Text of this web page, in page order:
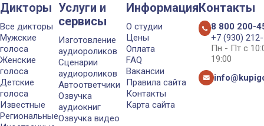
Дикторы
Все дикторы
Мужские
голоса
Женские
голоса
Детские
голоса
Известные
Региональные
Услуги и
сервисы
Изготовление
аудиороликов
Сценарии
аудиороликов
Автоответчики
Озвучка
аудиокниг
Озвучка видео
Информация
О студии
Цены
Оплата
FAQ
Вакансии
Правила сайта
Контакты
Карта сайта
Контакты
8 800 200-
+7 (930)
Пн - Пт с
19:00